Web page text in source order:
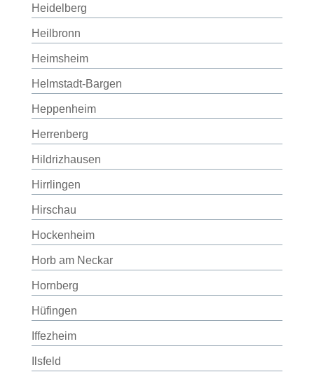
Heidelberg
Heilbronn
Heimsheim
Helmstadt-Bargen
Heppenheim
Herrenberg
Hildrizhausen
Hirrlingen
Hirschau
Hockenheim
Horb am Neckar
Hornberg
Hüfingen
Iffezheim
Ilsfeld